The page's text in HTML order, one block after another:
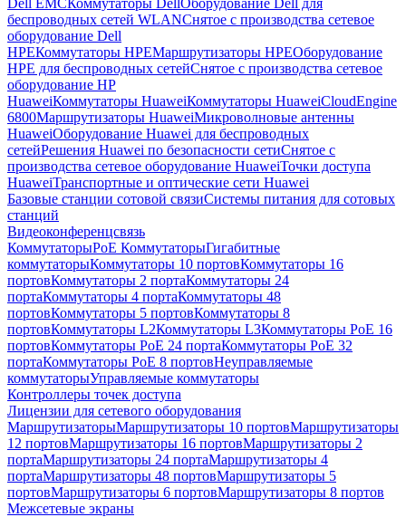
беспроводных сетей WLANСнятое с производства сетевое
оборудование Dell
HPEКоммутаторы HPEМаршрутизаторы HPEОборудование
HPE для беспроводных сетейСнятое с производства сетевое
оборудование HP
HuaweiКоммутаторы HuaweiКоммутаторы HuaweiCloudEngine
6800Маршрутизаторы HuaweiМикроволновые антенны
HuaweiОборудование Huawei для беспроводных
сетейРешения Huawei по безопасности сетиСнятое с
производства сетевое оборудование HuaweiТочки доступа
HuaweiТранспортные и оптические сети Huawei
Базовые станции сотовой связиСистемы питания для сотовых
станций
Видеоконференцсвязь
КоммутаторыPoE КоммутаторыГигабитные
коммутаторыКоммутаторы 10 портовКоммутаторы 16
портовКоммутаторы 2 портаКоммутаторы 24
портаКоммутаторы 4 портаКоммутаторы 48
портовКоммутаторы 5 портовКоммутаторы 8
портовКоммутаторы L2Коммутаторы L3Коммутаторы PoE 16
портовКоммутаторы PoE 24 портаКоммутаторы PoE 32
портаКоммутаторы PoE 8 портовНеуправляемые
коммутаторыУправляемые коммутаторы
Контроллеры точек доступа
Лицензии для сетевого оборудования
МаршрутизаторыМаршрутизаторы 10 портовМаршрутизаторы
12 портовМаршрутизаторы 16 портовМаршрутизаторы 2
портаМаршрутизаторы 24 портаМаршрутизаторы 4
портаМаршрутизаторы 48 портовМаршрутизаторы 5
портовМаршрутизаторы 6 портовМаршрутизаторы 8 портов
Межсетевые экраны